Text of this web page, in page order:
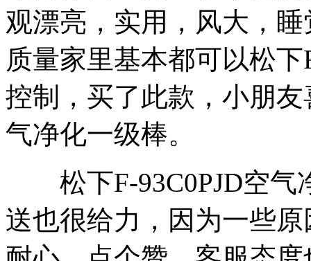
观漂亮，实用，风大，
质量家里基本都可以松
控制，买了此款，小朋
气净化一级棒。
松下F-93C0PJD空气
送也很给力，因为一些